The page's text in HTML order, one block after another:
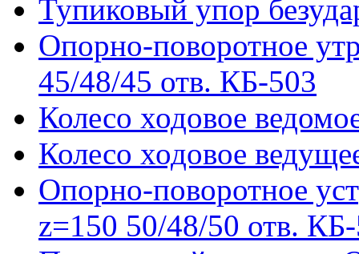
Тупиковый упор
Опорно-поворотное
45/48/45 отв. КБ-503
Колесо ходовое
Колесо ходовое
Опорно-поворотное
z=150 50/48/50 отв.